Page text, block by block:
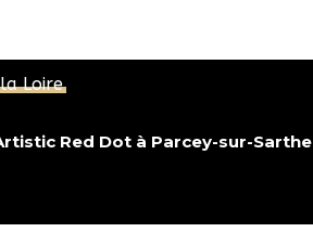
Loire
Red Dot à Parcey-sur-Sarthe